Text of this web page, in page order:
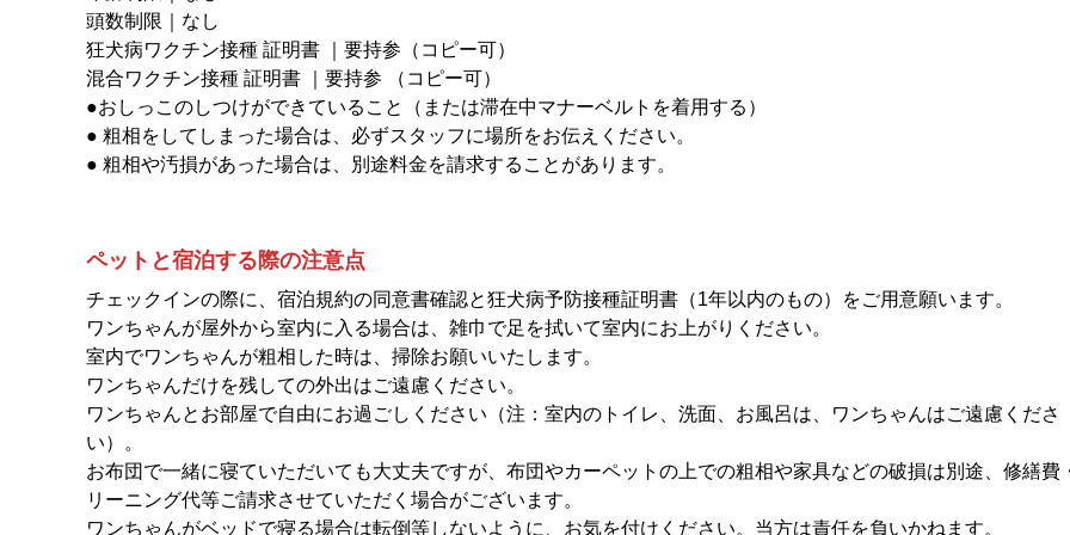
頭数制限｜なし
狂犬病ワクチン接種 証明書 ｜要持参（コピー可）
混合ワクチン接種 証明書 ｜要持参 （コピー可）
●おしっこのしつけができていること（または滞在中マナーベルトを着用する）
● 粗相をしてしまった場合は、必ずスタッフに場所をお伝えください。
● 粗相や汚損があった場合は、別途料金を請求することがあります。
ペットと宿泊する際の注意点
チェックインの際に、宿泊規約の同意書確認と狂犬病予防接種証明書（1年以内のもの）をご用意願います。
ワンちゃんが屋外から室内に入る場合は、雑巾で足を拭いて室内にお上がりください。
室内でワンちゃんが粗相した時は、掃除お願いいたします。
ワンちゃんだけを残しての外出はご遠慮ください。
ワンちゃんとお部屋で自由にお過ごしください（注：室内のトイレ、洗面、お風呂は、ワンちゃんはご遠慮くださ
い）。
お布団で一緒に寝ていただいても大丈夫ですが、布団やカーペットの上での粗相や家具などの破損は別途、修繕費
リーニング代等ご請求させていただく場合がございます。
ワンちゃんがベッドで寝る場合は転倒等しないように、お気を付けください。当方は責任を負いかねます。